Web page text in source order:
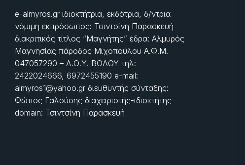
e-almyros.gr ιδιοκτήτρια, εκδότρια, δ/ντρια
νόμιμη εκπρόσωπος: Τσιντσίνη Παρασκευή
διακριτικός τίτλος “Μαγνήτης” έδρα: Αλμυρός
Μαγνησίας πάροδος Μιχοπούλου Α.Φ.Μ.
047057290 – Δ.Ο.Υ. ΒΟΛΟΥ τηλ:
2422024666, 6972455190 e-mail:
almyros1@yahoo.gr διευθυντής σύνταξης:
Φώτιος Γαλούσης διαχειριστής-ιδιοκτήτης
domain: Τσιντσίνη Παρασκευή